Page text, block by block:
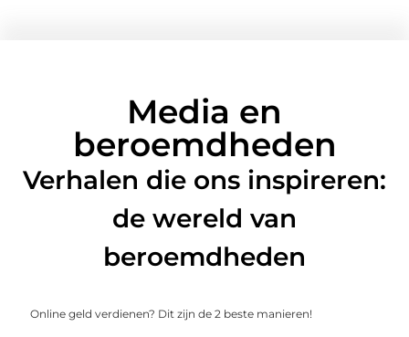
Media en
beroemdheden
Verhalen die ons inspireren:
de wereld van
beroemdheden
Online geld verdienen? Dit zijn de 2 beste manieren!